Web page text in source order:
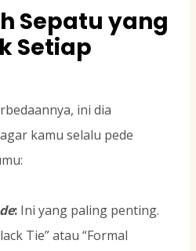
Sepatu yang
Setiap
ini dia
kamu selalu pede
: Ini yang paling penting.
Tie” atau “Formal